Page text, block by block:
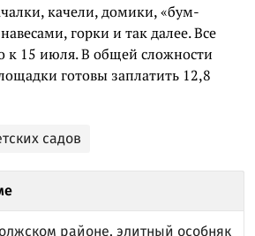
качели, домики, «бум-
горки и так далее. Все
к 15 июля. В общей сложности
готовы заплатить 12,8
садов
районе, элитный особняк